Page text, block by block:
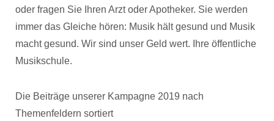
oder fragen Sie Ihren Arzt oder Apotheker. Sie werden
immer das Gleiche hören: Musik hält gesund und Musik
macht gesund. Wir sind unser Geld wert. Ihre öffentliche
Musikschule.
Die Beiträge unserer Kampagne 2019 nach
Themenfeldern sortiert